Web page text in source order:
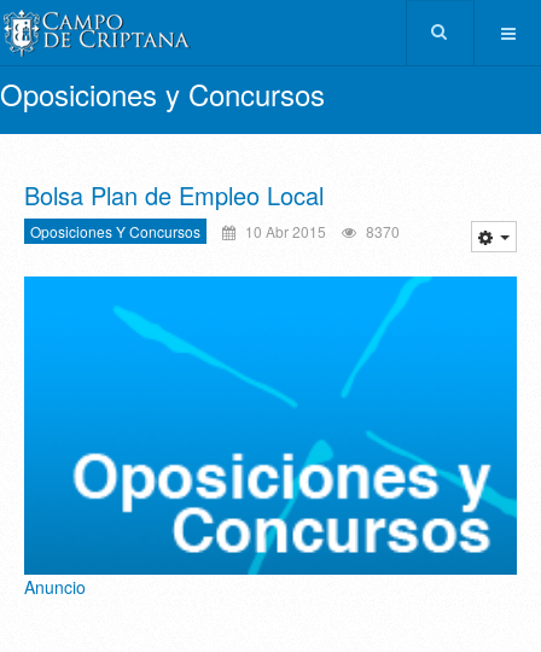
Oposiciones y Concursos
Bolsa Plan de Empleo Local
Oposiciones Y Concursos 10 Abr 2015 8370
Anuncio